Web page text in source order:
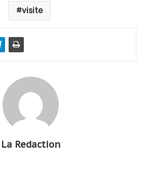
visite
La Redaction